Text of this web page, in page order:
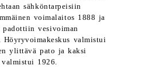
sähköntarpeisiin
voimalaitos 1888 ja
padottiin vesivoiman
Höyryvoimakeskus valmistui
ylittävä pato ja kaksi
valmistui 1926.